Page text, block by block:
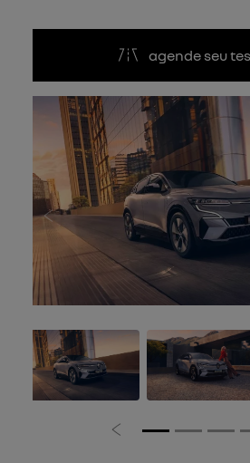
agende seu
Anterior
Anterior